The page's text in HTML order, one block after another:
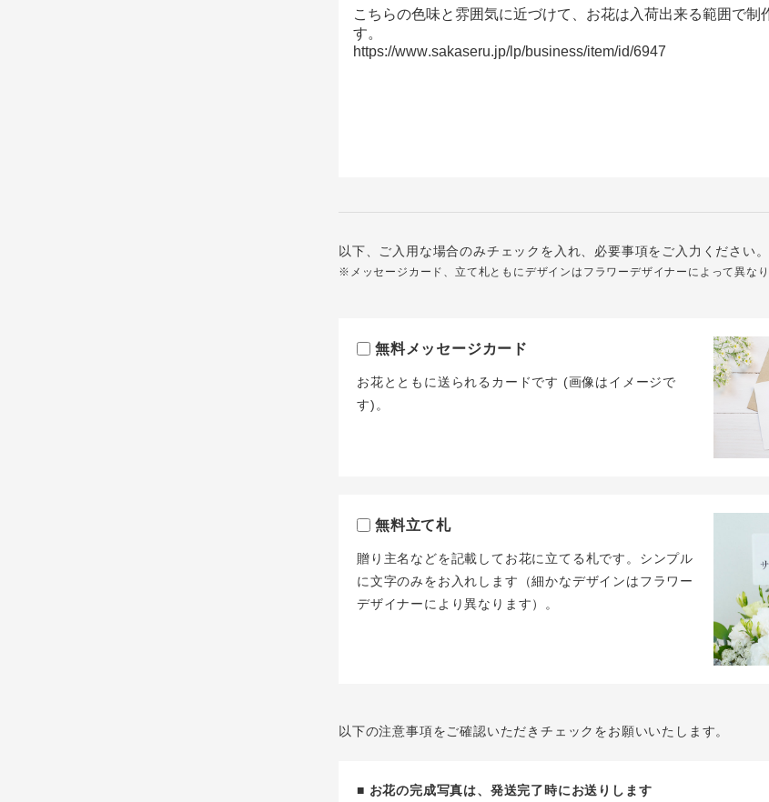
以下、ご入用な場合のみチェックを入れ、必要事項をご入力ください。
※メッセージカード、立て札ともにデザインはフラワーデザイナーによって異なり
無料メッセージカード
お花とともに送られるカードです (画像はイメージで
す)。
無料立て札
贈り主名などを記載してお花に立てる札です。シンプル
に文字のみをお入れします（細かなデザインはフラワー
デザイナーにより異なります）。
以下の注意事項をご確認いただきチェックをお願いいたします。
■ お花の完成写真は、発送完了時にお送りします